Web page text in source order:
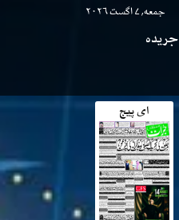
جمعه, ۷ اگست ۲۰۲۶
جریدہ
ای پیج